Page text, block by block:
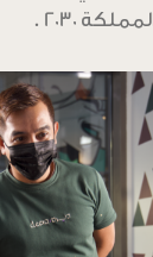
2030 .